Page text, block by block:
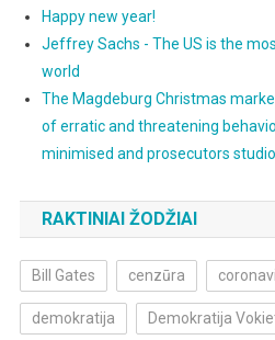
Happy new year!
Jeffrey Sachs - The US is the
world
The Magdeburg Christmas
of erratic and threatening
minimised and prosecutors
RAKTINIAI ŽODŽIAI
Bill Gates cenzūra
demokratija Demokratija